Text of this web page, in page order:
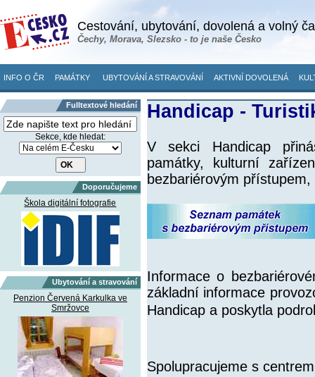
Cestování, ubytování, dovolená a volný
Čechy, Morava, Slezsko - to je naše Česko
INFO O ČR PAMÁTKY UBYTOVÁNÍ A STRAVOVÁNÍ AKTIVNÍ DOVOLENÁ
Fulltextové hledání
Sekce, kde hledat:
Doporučujeme
Škola digitální fotografie
Ubytování a stravování
Penzion Červená Karkulka ve
Smržovce
Handicap -
V sekci Handicap
památky, kulturní
bezbariérovým
Informace o
základní informace
Handicap a poskytla
Spolupracujeme s